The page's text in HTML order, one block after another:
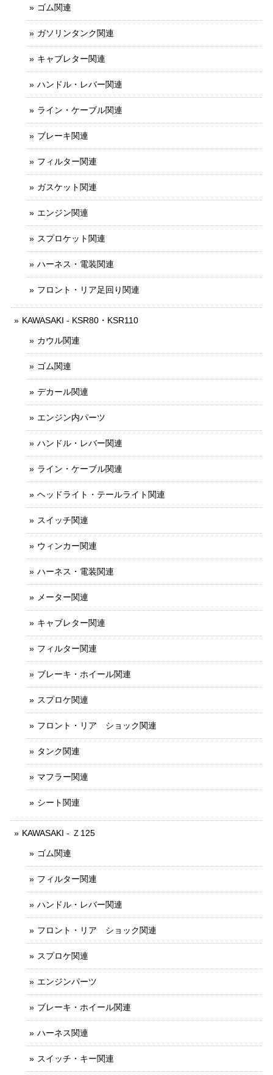
ゴム関連
ガソリンタンク関連
キャブレター関連
ハンドル・レバー関連
ライン・ケーブル関連
ブレーキ関連
フィルター関連
ガスケット関連
エンジン関連
スプロケット関連
ハーネス・電装関連
フロント・リア足回り関連
KAWASAKI - KSR80・KSR110
カウル関連
ゴム関連
デカール関連
エンジン内パーツ
ハンドル・レバー関連
ライン・ケーブル関連
ヘッドライト・テールライト関連
スイッチ関連
ウィンカー関連
ハーネス・電装関連
メーター関連
キャブレター関連
フィルター関連
ブレーキ・ホイール関連
スプロケ関連
フロント・リア ショック関連
タンク関連
マフラー関連
シート関連
KAWASAKI - Ｚ125
ゴム関連
フィルター関連
ハンドル・レバー関連
フロント・リア ショック関連
スプロケ関連
エンジンパーツ
ブレーキ・ホイール関連
ハーネス関連
スイッチ・キー関連